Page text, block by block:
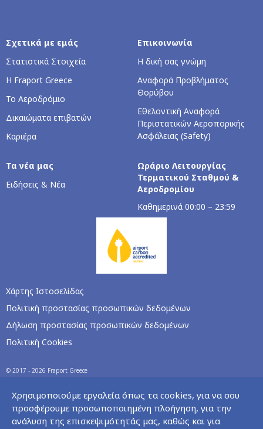
Σχετικά με εμάς
Στατιστικά Στοιχεία
Η Fraport Greece
Το Αεροδρόμιο
Δικαιώματα επιβατών
Καριέρα
Επικοινωνία
Η δική σας γνώμη
Αναφορά Προβλήματος
Θορύβου
Εθελοντική Αναφορά
Περιστατικών Αεροπορικής
Ασφάλειας (Safety)
Τα νέα μας
Ειδήσεις & Νέα
Ωράριο Λειτουργίας
Τερματικού Σταθμού &
Αεροδρομίου
Καθημερινά 00:00 – 23:59
Χάρτης Ιστοσελίδας
Πολιτική προστασίας προσωπικών δεδομένων
Δήλωση προστασίας προσωπικών δεδομένων
Πολιτική Cookies
© 2017 - 2026 Fraport Greece
Χρησιμοποιούμε εργαλεία όπως τα cookies, για να σου
προσφέρουμε προσωποποιημένη πλοήγηση, για την
ανάλυση της επισκεψιμότητάς μας, καθώς και για